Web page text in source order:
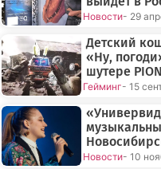
Новости- 29
Детский
«Ну,
шутере
Гейминг- 15
Новости- 10